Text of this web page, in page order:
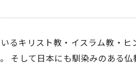
るキリスト教・イスラム教・
そして日本にも馴染みのある